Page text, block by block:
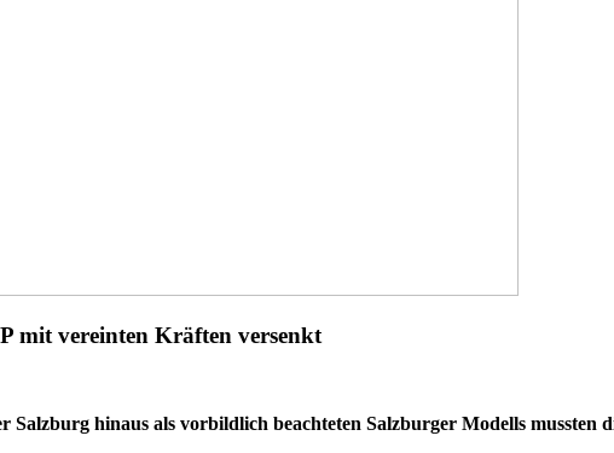
mit vereinten Kräften versenkt
Salzburg hinaus als vorbildlich beachteten Salzburger Modells mussten